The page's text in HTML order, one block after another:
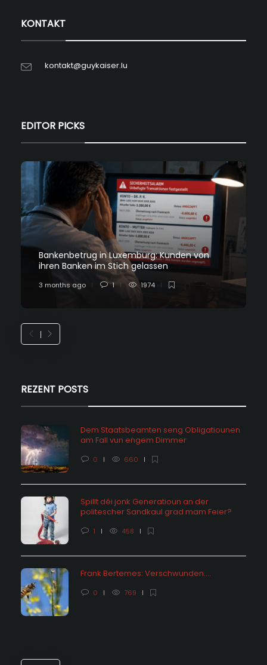
KONTAKT
kontakt@guykaiser.lu
EDITOR PICKS
Bankenbetrug in Luxemburg: Kunden von
ihren Banken im Stich gelassen
3 months ago 1 1974
REZENT POSTS
Dem Staatsbeamten seng Obligatiounen
am Fall vun engem Dimmer
0 660
Spillt déi jonk Generatioun an der
politescher Sandkaul grad mam Feier?
1 458
Frank Bertemes: Verschwunden….
0 769